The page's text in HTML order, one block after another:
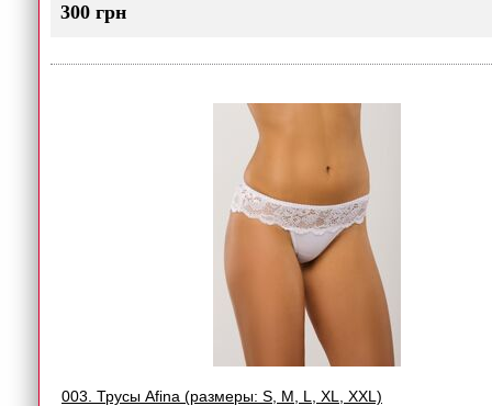
300 грн
003. Трусы Afina (размеры: S, M, L, XL, XXL)